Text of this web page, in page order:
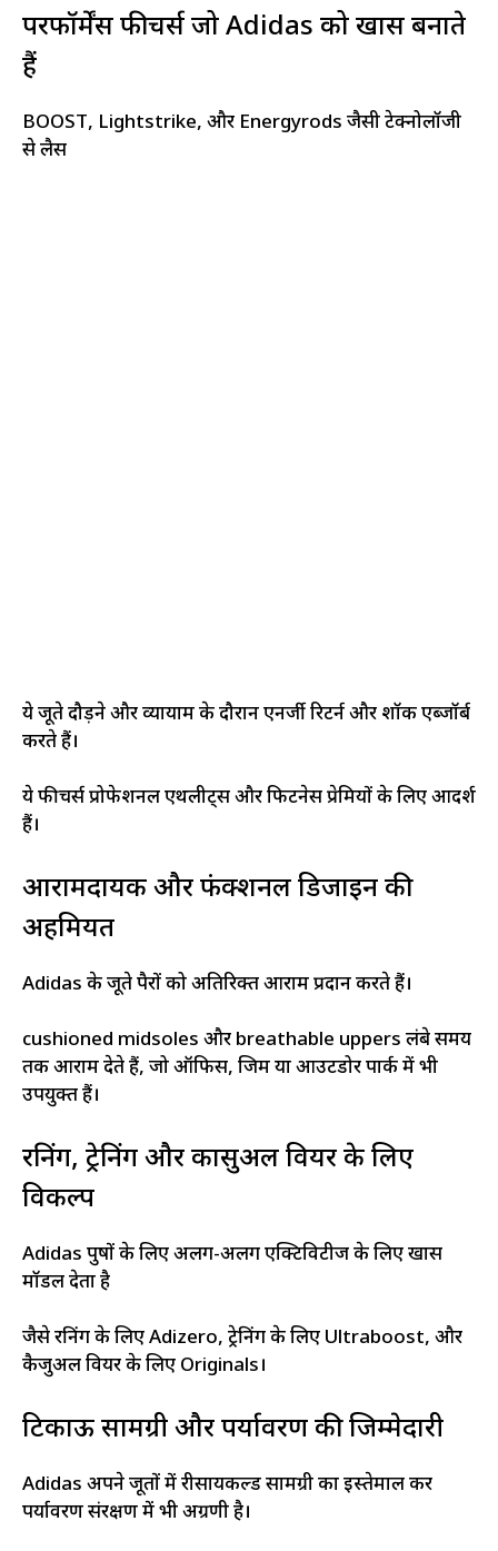
परफॉर्मेंस फीचर्स जो Adidas को खास बनाते
हैं
BOOST, Lightstrike, और Energyrods जैसी टेक्नोलॉजी
से लैस
ये जूते दौड़ने और व्यायाम के दौरान एनर्जी रिटर्न और शॉक एब्जॉर्ब
करते हैं।
ये फीचर्स प्रोफेशनल एथलीट्स और फिटनेस प्रेमियों के लिए आदर्श
हैं।
आरामदायक और फंक्शनल डिजाइन की
अहमियत
Adidas के जूते पैरों को अतिरिक्त आराम प्रदान करते हैं।
cushioned midsoles और breathable uppers लंबे समय
तक आराम देते हैं, जो ऑफिस, जिम या आउटडोर पार्क में भी
उपयुक्त हैं।
रनिंग, ट्रेनिंग और कासुअल वियर के लिए
विकल्प
Adidas पुरुषों के लिए अलग-अलग एक्टिविटीज के लिए खास
मॉडल देता है
जैसे रनिंग के लिए Adizero, ट्रेनिंग के लिए Ultraboost, और
कैजुअल वियर के लिए Originals।
टिकाऊ सामग्री और पर्यावरण की जिम्मेदारी
Adidas अपने जूतों में रीसायकल्ड सामग्री का इस्तेमाल कर
पर्यावरण संरक्षण में भी अग्रणी है।